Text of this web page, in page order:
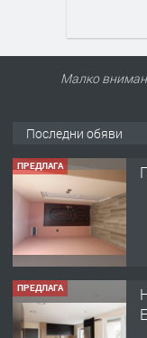
Малко
Последни обяви
ПРЕДЛАГА
ПРЕДЛАГА